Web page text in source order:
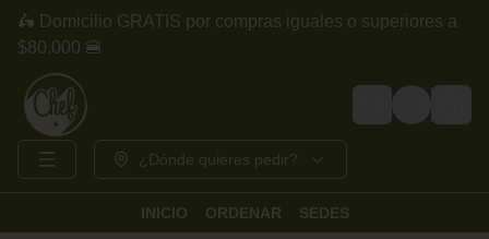
🛵 Domicilio GRATIS por compras iguales o superiores a
$80.000 🍔
Login
¿Dónde quieres pedir?
INICIO ORDENAR SEDES